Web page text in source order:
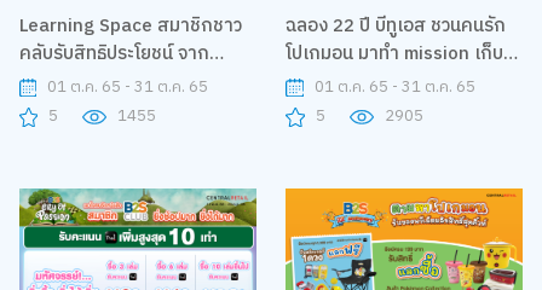
Learning Space สมาชิกชาว
คลับรับสิทธิประโยชน์ จาก
สถาบันการเรียนรู้ต่างๆ
มากมาย
01 ต.ค. 65 - 31 ต.ค. 65
5
1455
ฉลอง 22 ปี บีทูเอส ชวนคนรัก
โปเกมอน มาทำ mission เก็บ
คะแนนด้วยกัน!
01 ต.ค. 65 - 31 ต.ค. 65
5
2905